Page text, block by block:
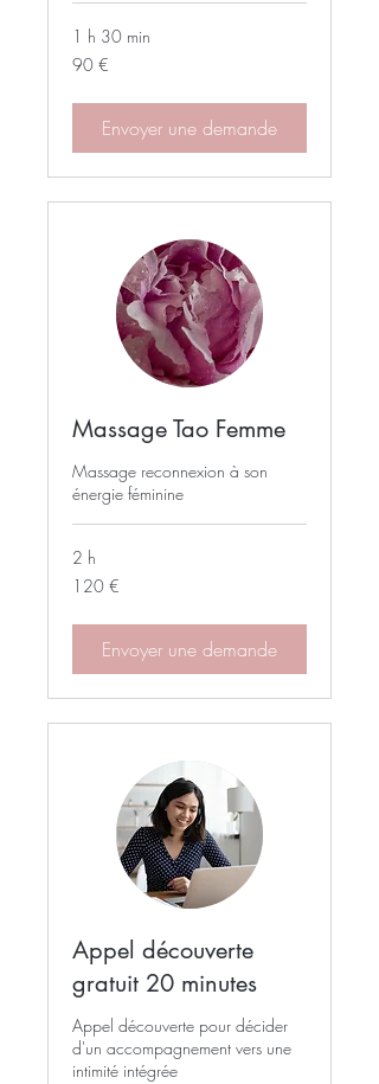
1 h 30 min
90
euros
90 €
Envoyer une demande
Massage Tao Femme
Massage reconnexion à son
énergie féminine
2 h
120
euros
120 €
Envoyer une demande
Appel découverte
gratuit 20 minutes
Appel découverte pour décider
d'un accompagnement vers une
intimité intégrée